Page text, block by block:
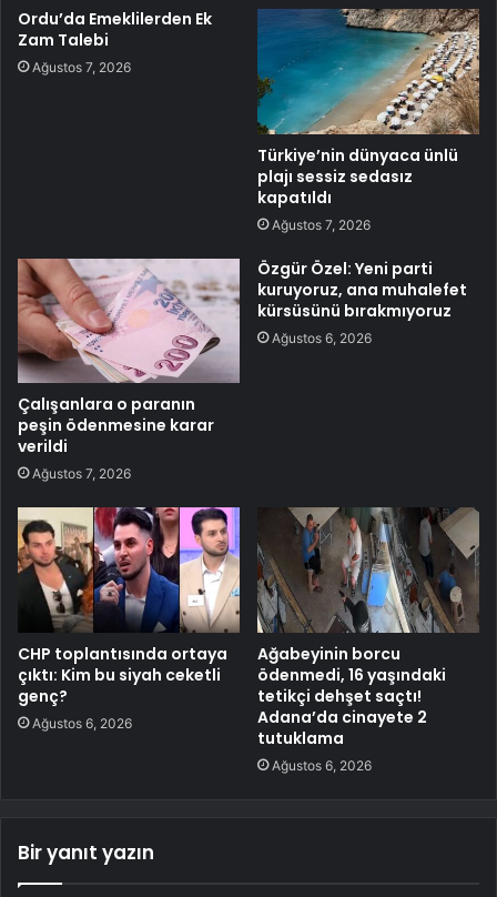
Ordu’da Emeklilerden Ek
Zam Talebi
Ağustos 7, 2026
Türkiye’nin dünyaca ünlü
plajı sessiz sedasız
kapatıldı
Ağustos 7, 2026
Çalışanlara o paranın
peşin ödenmesine karar
verildi
Ağustos 7, 2026
Özgür Özel: Yeni parti
kuruyoruz, ana muhalefet
kürsüsünü bırakmıyoruz
Ağustos 6, 2026
CHP toplantısında ortaya
çıktı: Kim bu siyah ceketli
genç?
Ağustos 6, 2026
Ağabeyinin borcu
ödenmedi, 16 yaşındaki
tetikçi dehşet saçtı!
Adana’da cinayete 2
tutuklama
Ağustos 6, 2026
Bir yanıt yazın